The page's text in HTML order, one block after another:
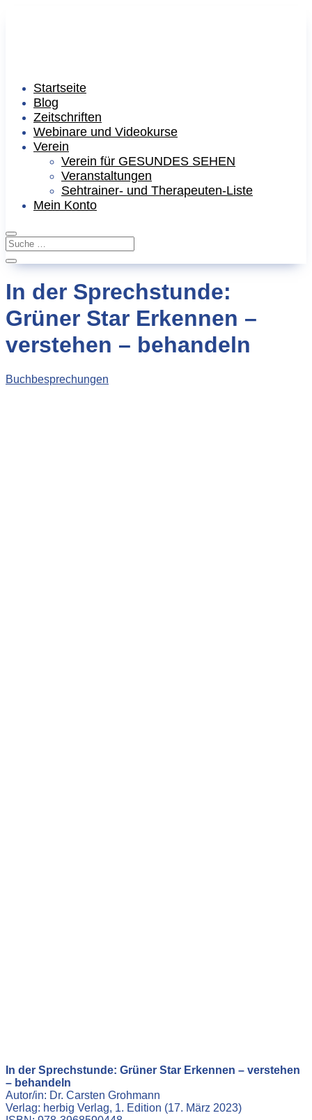
Startseite
Blog
Zeitschriften
Webinare und Videokurse
Verein
Verein für GESUNDES SEHEN
Veranstaltungen
Sehtrainer- und Therapeuten-Liste
Mein Konto
In der Sprechstunde:
Grüner Star Erkennen –
verstehen – behandeln
Buchbesprechungen
In der Sprechstunde: Grüner Star Erkennen – verstehen
– behandeln
Autor/in: Dr. Carsten Grohmann
Verlag: herbig Verlag, 1. Edition (17. März 2023)